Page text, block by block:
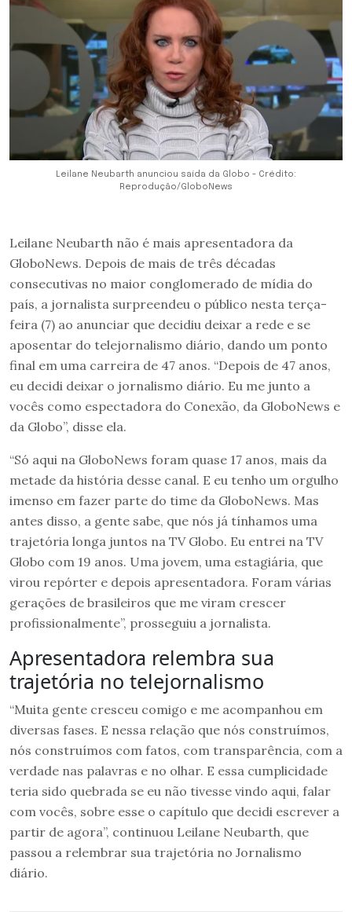
Leilane Neubarth anunciou saída da Globo - Crédito:
Reprodução/GloboNews
Leilane Neubarth não é mais apresentadora da
GloboNews. Depois de mais de três décadas
consecutivas no maior conglomerado de mídia do
país, a jornalista surpreendeu o público nesta terça-
feira (7) ao anunciar que decidiu deixar a rede e se
aposentar do telejornalismo diário, dando um ponto
final em uma carreira de 47 anos. “Depois de 47 anos,
eu decidi deixar o jornalismo diário. Eu me junto a
vocês como espectadora do Conexão, da GloboNews e
da Globo”, disse ela.
“Só aqui na GloboNews foram quase 17 anos, mais da
metade da história desse canal. E eu tenho um orgulho
imenso em fazer parte do time da GloboNews. Mas
antes disso, a gente sabe, que nós já tínhamos uma
trajetória longa juntos na TV Globo. Eu entrei na TV
Globo com 19 anos. Uma jovem, uma estagiária, que
virou repórter e depois apresentadora. Foram várias
gerações de brasileiros que me viram crescer
profissionalmente”, prosseguiu a jornalista.
Apresentadora relembra sua
trajetória no telejornalismo
“Muita gente cresceu comigo e me acompanhou em
diversas fases. E nessa relação que nós construímos,
nós construímos com fatos, com transparência, com a
verdade nas palavras e no olhar. E essa cumplicidade
teria sido quebrada se eu não tivesse vindo aqui, falar
com vocês, sobre esse o capítulo que decidi escrever a
partir de agora”, continuou Leilane Neubarth, que
passou a relembrar sua trajetória no Jornalismo
diário.